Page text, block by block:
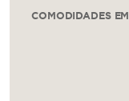
COMODIDADES